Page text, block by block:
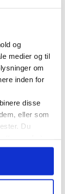
og
medier og til
om
inden for
disse
eller som
Du
at slå op
bog